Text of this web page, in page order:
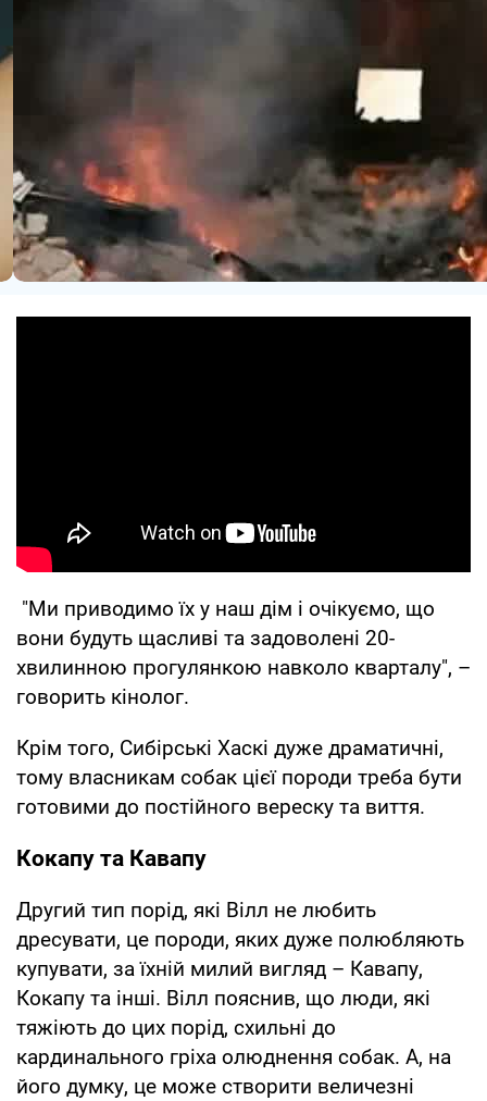
"Ми приводимо їх у наш дім і очікуємо, що
вони будуть щасливі та задоволені 20-
хвилинною прогулянкою навколо кварталу", –
говорить кінолог.
Крім того, Сибірські Хаскі дуже драматичні,
тому власникам собак цієї породи треба бути
готовими до постійного вереску та виття.
Кокапу та Кавапу
Другий тип порід, які Вілл не любить
дресувати, це породи, яких дуже полюбляють
купувати, за їхній милий вигляд – Кавапу,
Кокапу та інші. Вілл пояснив, що люди, які
тяжіють до цих порід, схильні до
кардинального гріха олюднення собак. А, на
його думку, це може створити величезні